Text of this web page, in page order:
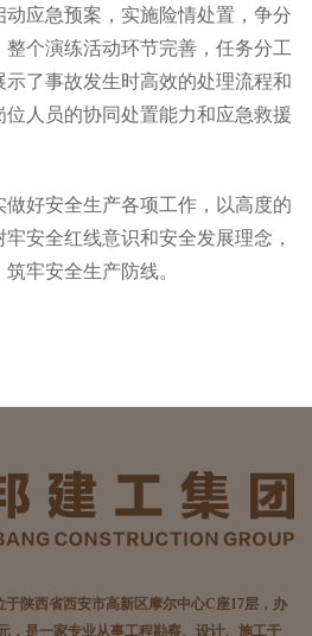
应急预案，实施险情处置，争分
个演练活动环节完善，任务分工
了事故发生时高效的处理流程和
人员的协同处置能力和应急救援
好安全生产各项工作，以高度的
安全红线意识和安全发展理念，
牢安全生产防线。
陕西省西安市高新区摩尔中心C座17层，办
，是一家专业从事工程勘察、设计、施工于